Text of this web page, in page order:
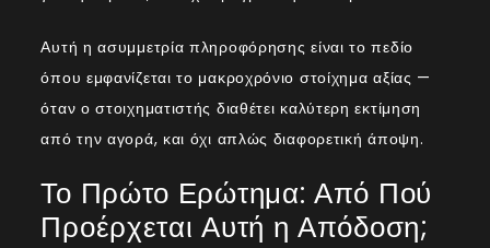
Αυτή η ασυμμετρία πληροφόρησης είναι το πεδίο
όπου εμφανίζεται το μακροχρόνιο στοίχημα αξίας —
όταν ο στοιχηματιστής διαθέτει καλύτερη εκτίμηση
από την αγορά, και όχι απλώς διαφορετική άποψη.
Το Πρώτο Ερώτημα: Από Πού
Προέρχεται Αυτή η Απόδοση;